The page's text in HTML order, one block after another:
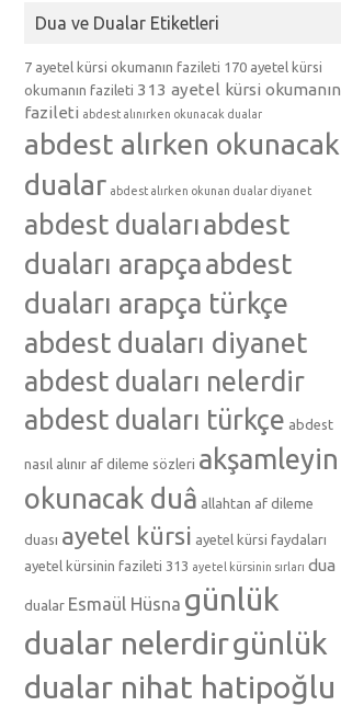
Dua ve Dualar Etiketleri
7 ayetel kürsi okumanın fazileti 170 ayetel kürsi
okumanın fazileti 313 ayetel kürsi okumanın
fazileti abdest alınırken okunacak dualar
abdest alırken okunacak
dualar abdest alırken okunan dualar diyanet
abdest dualarıabdest
duaları arapçaabdest
duaları arapça türkçe
abdest duaları diyanet
abdest duaları nelerdir
abdest duaları türkçe abdest
nasıl alınır af dileme sözleri akşamleyin
okunacak duâ allahtan af dileme
duası ayetel kürsi ayetel kürsi faydaları
ayetel kürsinin fazileti 313 ayetel kürsinin sırları dua
dualar Esmaül Hüsna günlük
dualar nelerdirgünlük
dualar nihat hatipoğlu